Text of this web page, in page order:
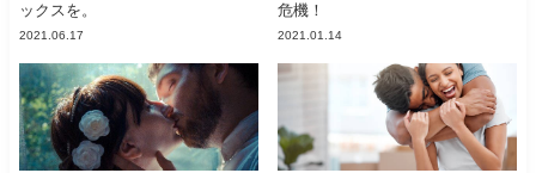
ックスを。
2021.06.17
危機！
2021.01.14